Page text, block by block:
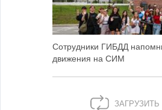
Сотрудники ГИБДД
движения на СИМ